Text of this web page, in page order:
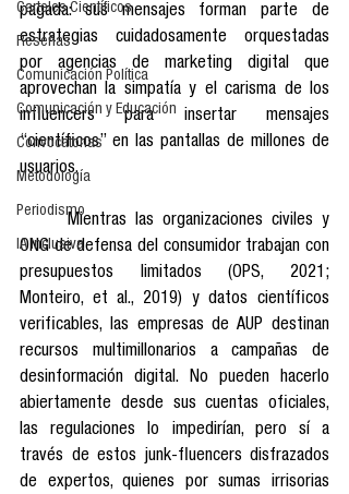
Carteles Científicos
Reseñas
Comunicación Política
Comunicación y Educación
Convocatorias
Metodología
Periodismo
IA Inclusiva
pagada: sus mensajes forman parte de
estrategias cuidadosamente orquestadas
por agencias de marketing digital que
aprovechan la simpatía y el carisma de los
influencers para insertar mensajes
“científicos” en las pantallas de millones de
usuarios.
ONG de defensa del consumidor trabajan con
presupuestos limitados (OPS, 2021;
Monteiro, et al., 2019) y datos científicos
verificables, las empresas de AUP destinan
recursos multimillonarios a campañas de
desinformación digital. No pueden hacerlo
abiertamente desde sus cuentas oficiales,
las regulaciones lo impedirían, pero sí a
través de estos junk-fluencers disfrazados
de expertos, quienes por sumas irrisorias